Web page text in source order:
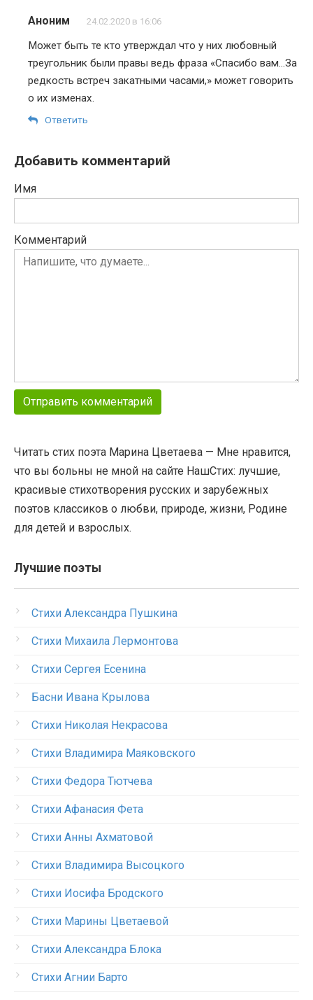
Аноним 24.02.2020 в 16:06
Может быть те кто утверждал что у них любовный
треугольник были правы ведь фраза «Спасибо вам…За
редкость встреч закатными часами,» может говорить
о их изменах.
Ответить
Добавить комментарий
Имя
Комментарий
Читать стих поэта Марина Цветаева — Мне нравится,
что вы больны не мной на сайте НашСтих: лучшие,
красивые стихотворения русских и зарубежных
поэтов классиков о любви, природе, жизни, Родине
для детей и взрослых.
Лучшие поэты
Стихи Александра Пушкина
Стихи Михаила Лермонтова
Стихи Сергея Есенина
Басни Ивана Крылова
Стихи Николая Некрасова
Стихи Владимира Маяковского
Стихи Федора Тютчева
Стихи Афанасия Фета
Стихи Анны Ахматовой
Стихи Владимира Высоцкого
Стихи Иосифа Бродского
Стихи Марины Цветаевой
Стихи Александра Блока
Стихи Агнии Барто